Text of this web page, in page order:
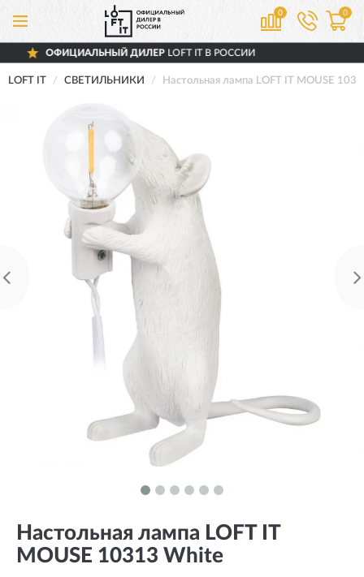
0 0
ДИЛЕРLOFT IT В РОССИИ
LOFT IT СВЕТИЛЬНИКИ Настольная лампа LOFT IT MOUSE
Настольная лампа LOFT IT
MOUSE 10313 White